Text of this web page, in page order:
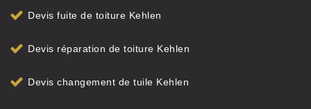
Devis fuite de toiture Kehlen
Devis réparation de toiture Kehlen
Devis changement de tuile Kehlen